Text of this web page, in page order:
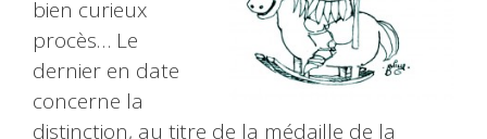
bien curieux
procès… Le
dernier en date
concerne la
distinction, au titre de la médaille de la